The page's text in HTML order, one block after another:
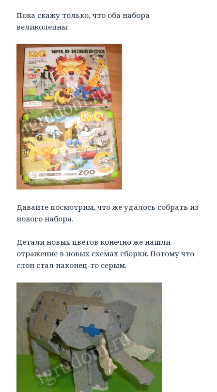
Пока скажу только, что оба набора
великолепны.
Давайте посмотрим, что же удалось собрать из
нового набора.
Детали новых цветов конечно же нашли
отражение в новых схемах сборки. Потому что
слон стал наконец-то серым.